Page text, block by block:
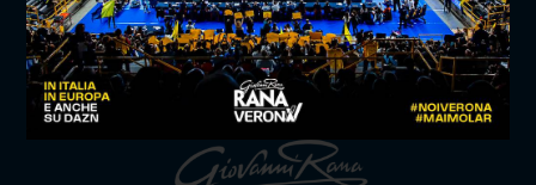
TITLE SPONSOR